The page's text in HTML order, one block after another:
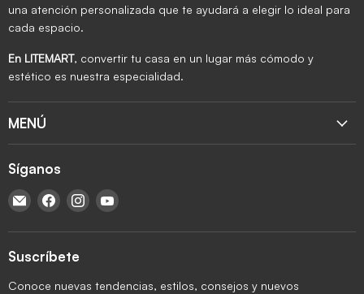
una atención personalizada que te ayudará a elegir lo ideal para
cada espacio.
En LITEMART, convertir tu casa en un lugar más cómodo y
estético es nuestra especialidad.
MENÚ
Síganos
Encuéntrenos en Correo electrónico
Encuéntrenos en Facebook
Encuéntrenos en Instagram
Suscríbete
Conoce nuevas tendencias, estilos, consejos y nuevos